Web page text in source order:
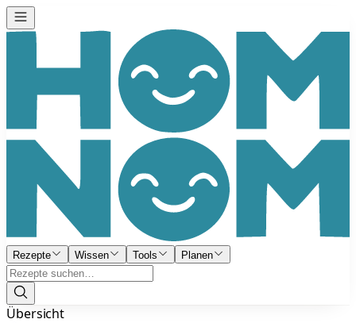
Rezepte Wissen Tools Planen
Übersicht